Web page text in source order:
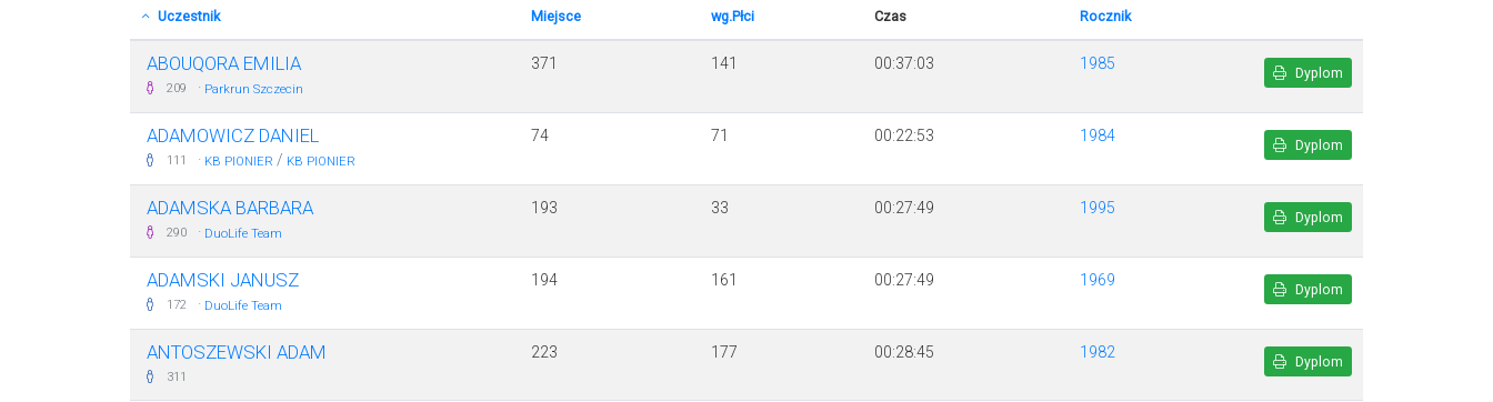
Uczestnik Miejsce wg.Płci Czas Rocznik
ABOUQORA EMILIA
209 · Parkrun Szczecin
371 141 00:37:03 1985
Dyplom
ADAMOWICZ DANIEL
111 · KB PIONIER / KB PIONIER
74 71 00:22:53 1984
Dyplom
ADAMSKA BARBARA
290 · DuoLife Team
193 33 00:27:49 1995
Dyplom
ADAMSKI JANUSZ
172 · DuoLife Team
194 161 00:27:49 1969
Dyplom
ANTOSZEWSKI ADAM
311
223 177 00:28:45 1982
Dyplom